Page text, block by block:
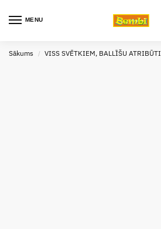
MENU
Sākums / VISS SVĒTKIEM, BALLĪŠU ATRIBŪTI